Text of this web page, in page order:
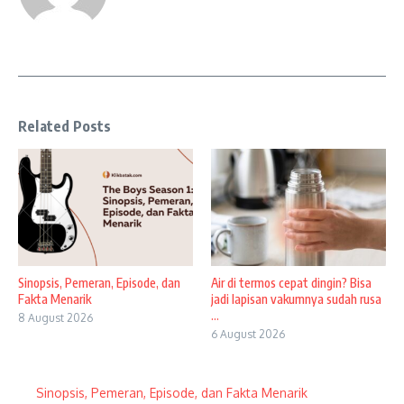
Related Posts
Sinopsis, Pemeran, Episode, dan
Fakta Menarik
8 August 2026
Air di termos cepat dingin? Bisa
jadi lapisan vakumnya sudah rusa
...
6 August 2026
Sinopsis, Pemeran, Episode, dan Fakta Menarik